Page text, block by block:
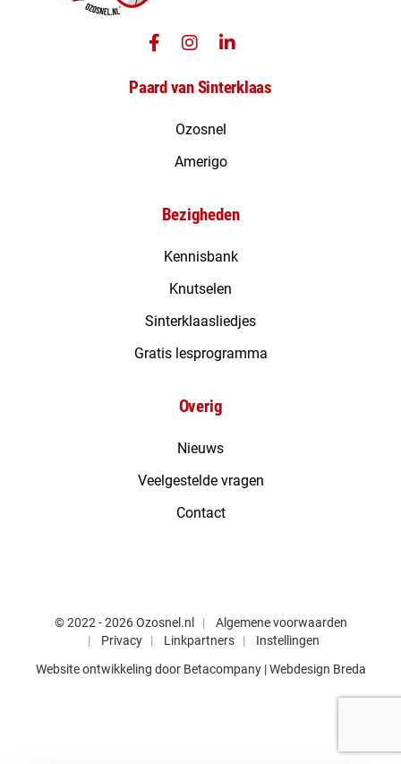
Paard van Sinterklaas
Ozosnel
Amerigo
Bezigheden
Kennisbank
Knutselen
Sinterklaasliedjes
Gratis lesprogramma
Overig
Nieuws
Veelgestelde vragen
Contact
© 2022 - 2026 Ozosnel.nl
Algemene voorwaarden
Privacy
Linkpartners
Instellingen
Website ontwikkeling door Betacompany| Webdesign Breda